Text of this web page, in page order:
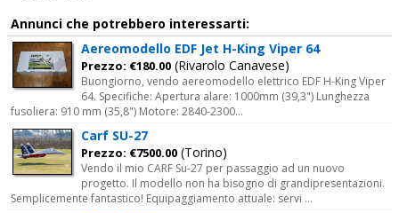
Annunci che potrebbero interessarti:
Aereomodello EDF Jet H-King Viper 64
Prezzo: €180.00 (Rivarolo Canavese)
Buongiorno, vendo aereomodello elettrico EDF H-King Viper
64. Specifiche: Apertura alare: 1000mm (39,3") Lunghezza
fusoliera: 910 mm (35,8") Motore: 2840-2300...
Carf SU-27
Prezzo: €7500.00 (Torino)
Vendo il mio CARF Su-27 per passaggio ad un nuovo
progetto. Il modello non ha bisogno di grandipresentazioni.
Semplicemente fantastico! Equipaggiamento attuale: servi ...